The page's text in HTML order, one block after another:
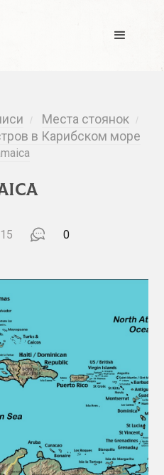
/ Места стоянок /
в Карибском море
0